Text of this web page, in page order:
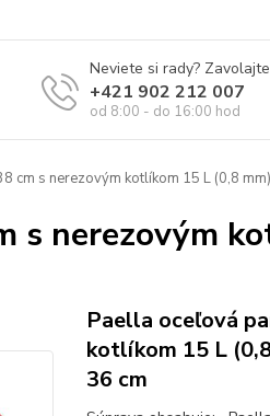
Neviete si rady?
+421 902 212 007
od 8:00 - do 16:00 hod
cm s nerezovým kotlíkom 15 L (0,8
s nerezovým
Paella oceľová
kotlíkom 15 L
36 cm